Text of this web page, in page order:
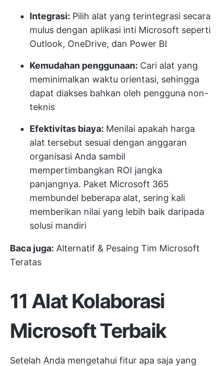
Integrasi: Pilih alat yang terintegrasi secara
mulus dengan aplikasi inti Microsoft seperti
Outlook, OneDrive, dan Power BI
Kemudahan penggunaan: Cari alat yang
meminimalkan waktu orientasi, sehingga
dapat diakses bahkan oleh pengguna non-
teknis
Efektivitas biaya: Menilai apakah harga
alat tersebut sesuai dengan anggaran
organisasi Anda sambil
mempertimbangkan ROI jangka
panjangnya. Paket Microsoft 365
membundel beberapa alat, sering kali
memberikan nilai yang lebih baik daripada
solusi mandiri
Baca juga: Alternatif & Pesaing Tim Microsoft
Teratas
11 Alat Kolaborasi
Microsoft Terbaik
Setelah Anda mengetahui fitur apa saja yang